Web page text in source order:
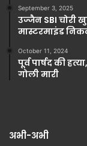
September 3, 2025
उज्जैन SBI चोरी
मास्टरमाइंड
October 11, 2024
पूर्व पार्षद की
गोली मारी
अभी-अभी